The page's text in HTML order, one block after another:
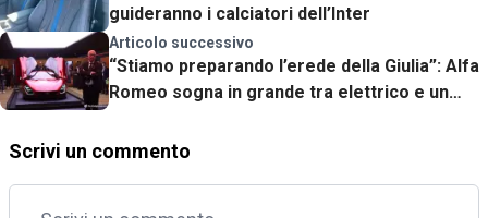
guideranno i calciatori dell’Inter
Articolo successivo
“Stiamo preparando l’erede della Giulia”: Alfa
Romeo sogna in grande tra elettrico e un
Scrivi un commento